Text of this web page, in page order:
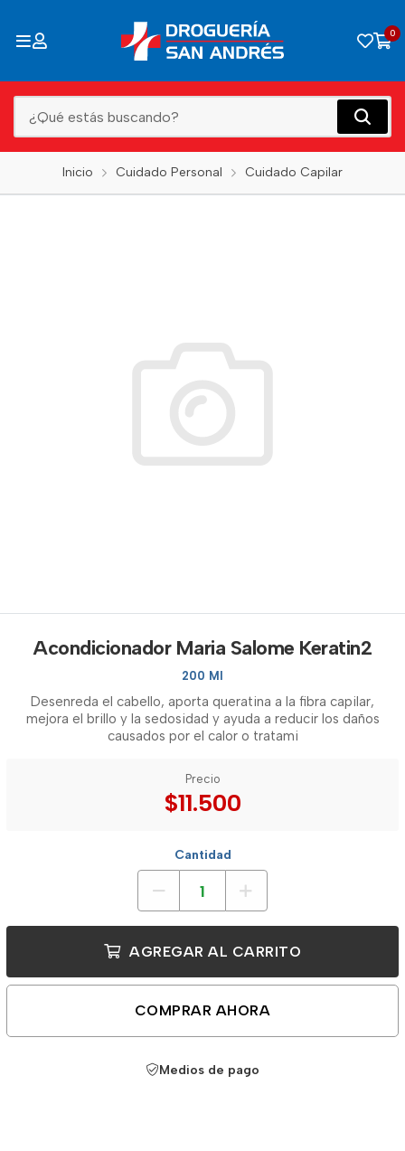
0
Inicio Cuidado Personal Cuidado Capilar
Acondicionador Maria Salome Keratin2
200 Ml
Desenreda el cabello, aporta queratina a la fibra capilar,
mejora el brillo y la sedosidad y ayuda a reducir los daños
causados por el calor o tratami
Precio
$11.500
Cantidad
AGREGAR AL CARRITO
COMPRAR AHORA
Medios de pago